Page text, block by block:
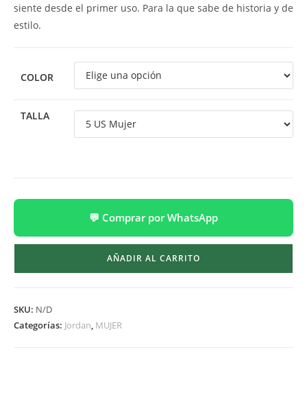
siente desde el primer uso. Para la que sabe de historia y de
estilo.
COLOR
TALLA
💬 Comprar por WhatsApp
AÑADIR AL CARRITO
SKU: N/D
Categorías: Jordan, MUJER